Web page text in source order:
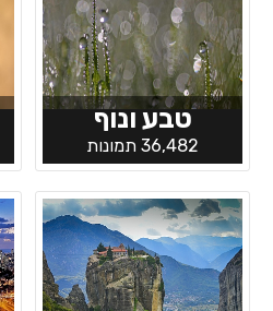
טבע ונוף
36,482 תמונות